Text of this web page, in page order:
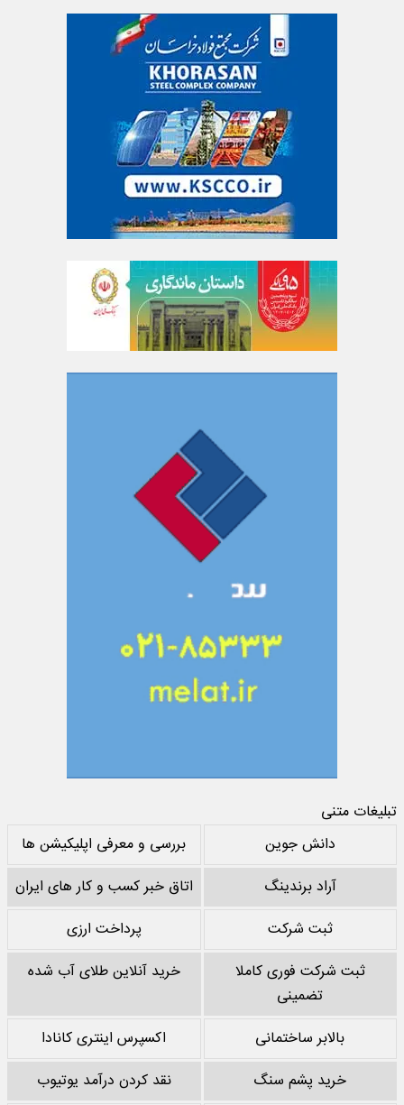
تبلیغات متنی
دانش جوین
بررسی و معرفی اپلیکیشن ها
آراد برندینگ
اتاق خبر کسب و کار های ایران
ثبت شرکت
پرداخت ارزی
ثبت شرکت فوری کاملا
تضمینی
خرید آنلاین طلای آب شده
بالابر ساختمانی
اکسپرس اینتری کانادا
خرید پشم سنگ
نقد کردن درآمد یوتیوب